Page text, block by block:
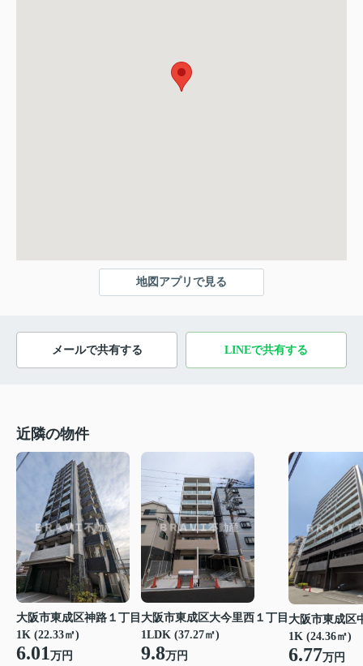
地図アプリで見る
メールで共有する LINEで共有する
近隣の物件
大阪市東成区神路１丁目
1K (22.33㎡)
6.01万円
大阪市東成区大今里西１丁目
1LDK (37.27㎡)
9.8万円
大阪市東成区
1K (24.36㎡)
6.77万円